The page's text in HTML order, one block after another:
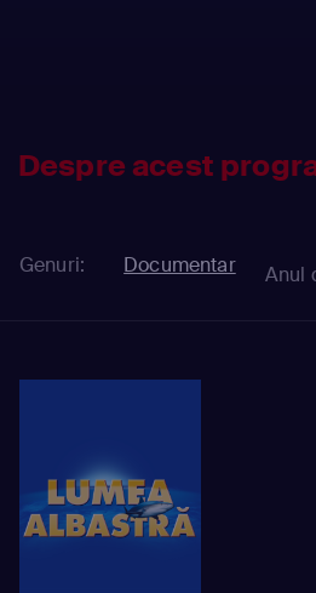
Despre acest
Genuri: Documentar Anul